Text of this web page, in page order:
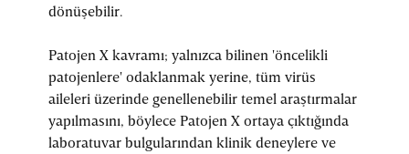
dönüşebilir.
Patojen X kavramı; yalnızca bilinen 'öncelikli
patojenlere' odaklanmak yerine, tüm virüs
aileleri üzerinde genellenebilir temel araştırmalar
yapılmasını, böylece Patojen X ortaya çıktığında
laboratuvar bulgularından klinik deneylere ve